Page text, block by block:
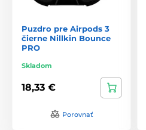
Puzdro pre Airpods 3
čierne Nillkin Bounce
PRO
Skladom
18,33 €
Porovnať